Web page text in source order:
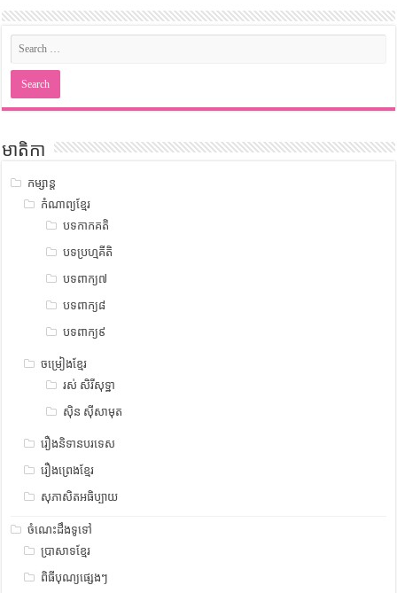
មាតិកា
កម្សាន្ត
កំណាព្យខ្មែរ
បទកាកគតិ
បទប្រហ្មគីតិ
បទពាក្យ៧
បទពាក្យ៨
បទពាក្យ៩
ចម្រៀងខ្មែរ
រស់ សិរីសុទ្ឋា
ស៊ិន ស៊ីសាមុត
រឿងនិទានបរទេស
រឿងព្រេងខ្មែរ
សុភាសិតអធិប្បាយ
ចំណេះដឹងទូទៅ
ប្រាសាទខ្មែរ
ពិធីបុណ្យផ្សេងៗ